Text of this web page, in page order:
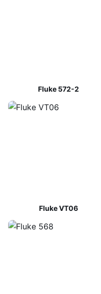
Fluke 572-2
Fluke VT06